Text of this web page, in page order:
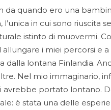
da quando ero una
in cui sono
istinto di muovermi.
i miei percorsi e
dalla lontana Finlandia.
Nel mio immaginario,
portato lontano.
è stata una delle